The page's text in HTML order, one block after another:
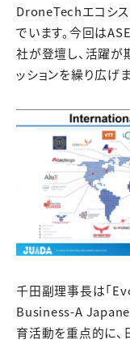
DroneTechエコシ
でいます。今回は
社が登壇し、活躍が
ッションを繰り広げま
千田副理事長は「
Business-A
育活動を重点的に